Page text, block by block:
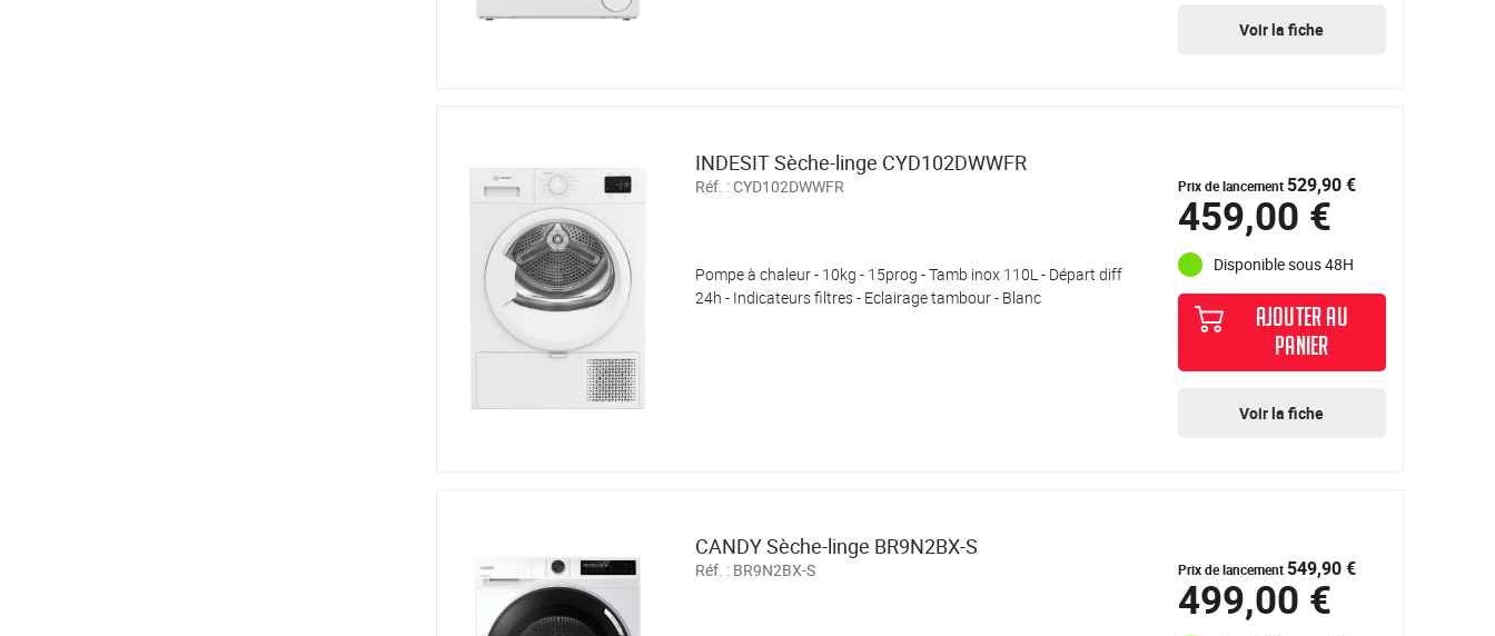
Voir la fiche
INDESIT Sèche-linge CYD102DWWFR
Réf. :CYD102DWWFR
Pompe à chaleur - 10kg - 15prog - Tamb inox 110L - Départ diff
24h - Indicateurs filtres - Eclairage tambour - Blanc
Prix de lancement 529,90 €
459,00 €
Disponible sous 48H
AJOUTER AU
PANIER
Voir la fiche
CANDY Sèche-linge BR9N2BX-S
Réf. : BR9N2BX-S Prix de lancement 549,90 €
499,00 €